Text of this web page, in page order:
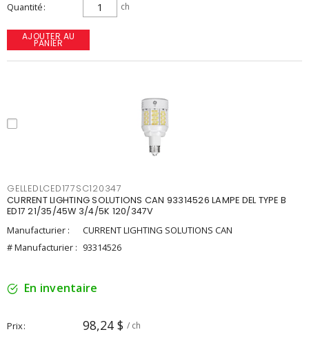
Quantité ch
AJOUTER AU
PANIER
GELLEDLCED177SC120347
CURRENT LIGHTING SOLUTIONS CAN 93314526 LAMPE DEL TYPE B
ED17 21/35/45W 3/4/5K 120/347V
Manufacturier :
CURRENT LIGHTING SOLUTIONS CAN
# Manufacturier : 93314526
En inventaire
Prix 98,24 $ / ch